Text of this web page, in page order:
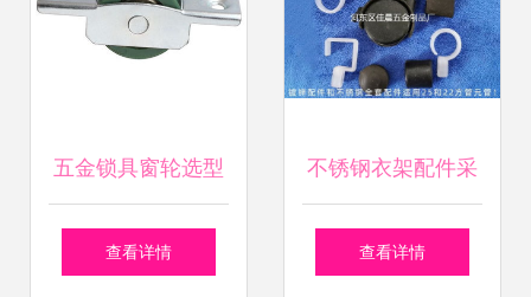
五金锁具窗轮选型
指南 如何挑选持久
查看详情
不锈钢衣架配件采
购指南 佳晨五金制
查看详情